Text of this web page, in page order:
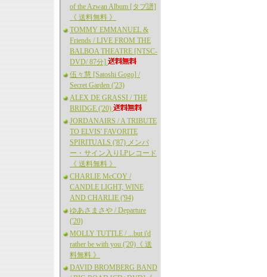
of the Azwan Album [タブ譜]
《 送料無料 》
TOMMY EMMANUEL &
Friends / LIVE FROM THE
BALBOA THEATRE [NTSC-
DVD/ 87分]
伍々慧 [Satoshi Gogo] /
Secret Garden ('23)
ALEX DE GRASSI / THE
BRIDGE ('20)
JORDANAIRS / A TRIBUTE
TO ELVIS' FAVORITE
SPIRITUALS ('87) メンバ
ー・サイン入りLPレコード
《 送料無料 》
CHARLIE McCOY /
CANDLE LIGHT, WINE
AND CHARLIE ('94)
ゆあさまさや / Departure
('20)
MOLLY TUTTLE / ...but i'd
rather be with you ('20)《 送
料無料 》
DAVID BROMBERG BAND